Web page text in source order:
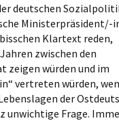
deutschen
Ministerpräsident/-
Klartext reden,
zwischen den
zeigen würden und im
vertreten würden,
der
unwichtige Frage.